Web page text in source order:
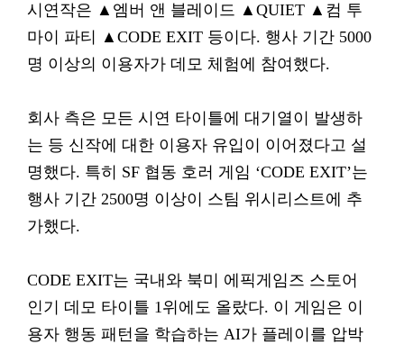
시연작은 ▲엠버 앤 블레이드 ▲QUIET ▲컴 투
마이 파티 ▲CODE EXIT 등이다. 행사 기간 5000
명 이상의 이용자가 데모 체험에 참여했다.
회사 측은 모든 시연 타이틀에 대기열이 발생하
는 등 신작에 대한 이용자 유입이 이어졌다고 설
명했다. 특히 SF 협동 호러 게임 ‘CODE EXIT’는
행사 기간 2500명 이상이 스팀 위시리스트에 추
가했다.
CODE EXIT는 국내와 북미 에픽게임즈 스토어
인기 데모 타이틀 1위에도 올랐다. 이 게임은 이
용자 행동 패턴을 학습하는 AI가 플레이를 압박